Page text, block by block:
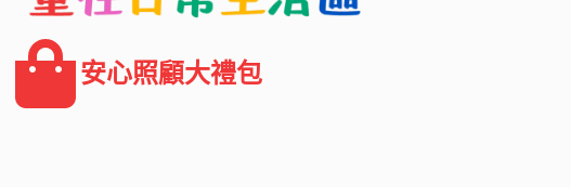
安心照顧大禮包